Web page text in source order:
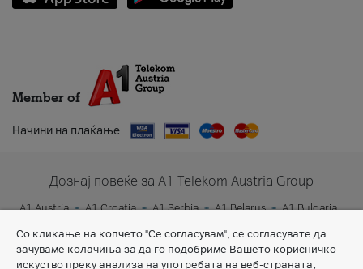
Member of
Начини на плаќање
Дознај повеќе за A1 Telekom Austria Group
A1 Austria A1 Croatia A1 Serbia A1 Belarus
A1 Bulgaria
Со кликање на копчето "Се согласувам", се согласувате да
зачуваме колачиња за да го подобриме Вашето корисничко
искуство преку анализа на употребата на веб-страната,